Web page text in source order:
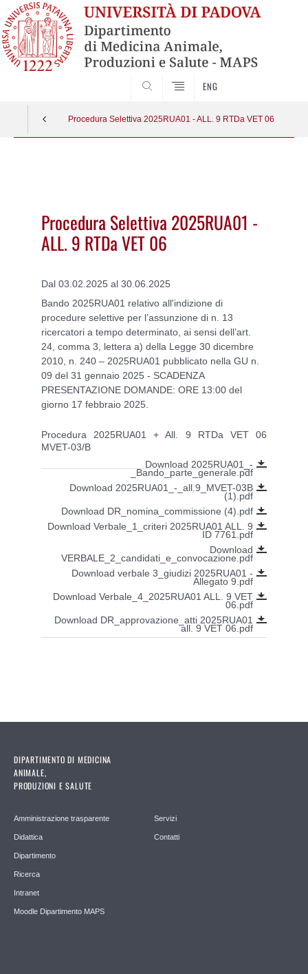
ENG
Procedura Selettiva 2025RUA01 - ALL. 9 RTDa VET 06
Procedura Selettiva 2025RUA01 -
ALL. 9 RTDa VET 06
Dal 03.02.2025 al 30.06.2025
Bando 2025RUA01 relativo all'indizione di
procedure selettive per l’assunzione di n. 13
ricercatori a tempo determinato, ai sensi dell’art.
24, comma 3, lettera a) della Legge 30 dicembre
2010, n. 240 – 2025RUA01 pubblicato nella GU n.
09 del 31 gennaio 2025 - SCADENZA
PRESENTAZIONE DOMANDE: ORE 13:00 del
giorno 17 febbraio 2025.
Procedura 2025RUA01 + All. 9 RTDa VET 06
MVET-03/B
Download 2025RUA01_-
_Bando_parte_generale.pdf
Download 2025RUA01_-_all.9_MVET-03B
(1).pdf
Download DR_nomina_commissione (4).pdf
Download Verbale_1_criteri 2025RUA01 ALL. 9
ID 7761.pdf
Download
VERBALE_2_candidati_e_convocazione.pdf
Download verbale 3_giudizi 2025RUA01 -
Allegato 9.pdf
Download Verbale_4_2025RUA01 ALL. 9 VET
06.pdf
Download DR_approvazione_atti 2025RUA01
all. 9 VET 06.pdf
DIPARTIMENTO DI MEDICINA
ANIMALE,
PRODUZIONI E SALUTE
Amministrazione trasparente
Didattica
Dipartimento
Ricerca
Intranet
Moodle Dipartimento MAPS
Servizi
Contatti